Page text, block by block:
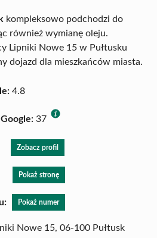
kompleksowo podchodzi do
również wymianę oleju.
Lipniki Nowe 15 w Pułtusku
dojazd dla mieszkańców miasta.
4.8
37
Zobacz profil
Pokaż stronę
Pokaż numer
Nowe 15, 06-100 Pułtusk